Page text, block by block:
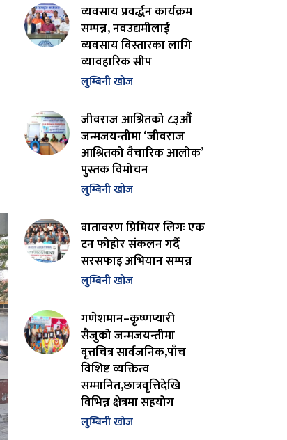
व्यवसाय प्रवर्द्धन कार्यक्रम
सम्पन्न, नवउद्यमीलाई
व्यवसाय विस्तारका लागि
व्यावहारिक सीप
लुम्बिनी खोज
जीवराज आश्रितको ८३औँ
जन्मजयन्तीमा ‘जीवराज
आश्रितको वैचारिक आलोक’
पुस्तक विमोचन
लुम्बिनी खोज
वातावरण प्रिमियर लिगः एक
टन फोहोर संकलन गर्दै
सरसफाइ अभियान सम्पन्न
लुम्बिनी खोज
गणेशमान–कृष्णप्यारी
सैजुको जन्मजयन्तीमा
वृत्तचित्र सार्वजनिक,पाँच
विशिष्ट व्यक्तित्व
सम्मानित,छात्रवृत्तिदेखि
विभिन्न क्षेत्रमा सहयोग
लुम्बिनी खोज